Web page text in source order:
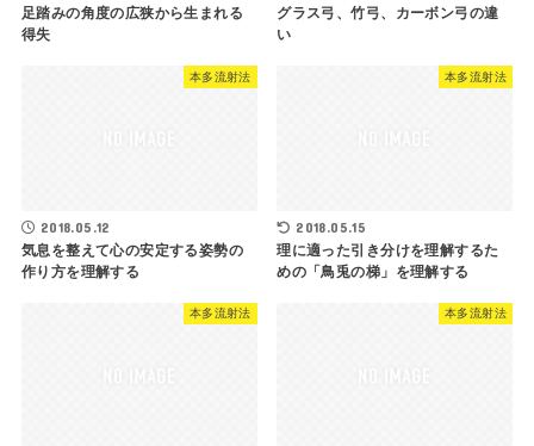
足踏みの角度の広狭から生まれる
得失
グラス弓、竹弓、カーボン弓の違
い
本多流射法
2018.05.12
気息を整えて心の安定する姿勢の
作り方を理解する
本多流射法
2018.05.15
理に適った引き分けを理解するた
めの「鳥兎の梯」を理解する
本多流射法 本多流射法